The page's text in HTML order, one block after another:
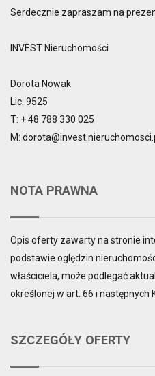
Serdecznie zapraszam na
INVEST Nieruchomości
Dorota Nowak
Lic. 9525
T: + 48 788 330 025
M:
NOTA PRAWNA
Opis oferty zawarty na stronie
podstawie oględzin
właściciela, może podlegać
określonej w art. 66 i następnych
SZCZEGÓŁY OFERTY